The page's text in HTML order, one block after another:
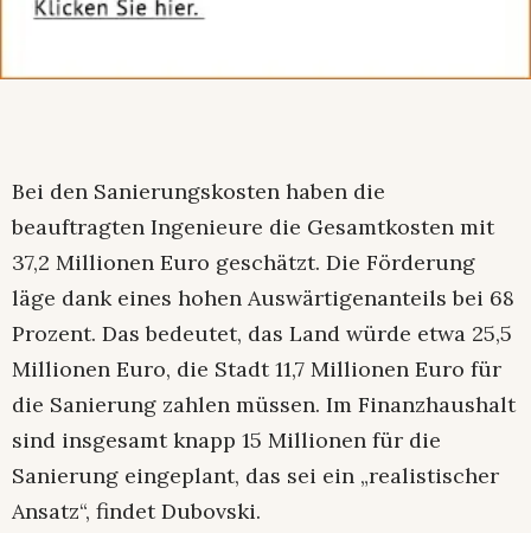
Bei den Sanierungskosten haben die
beauftragten Ingenieure die Gesamtkosten mit
37,2 Millionen Euro geschätzt. Die Förderung
läge dank eines hohen Auswärtigenanteils bei 68
Prozent. Das bedeutet, das Land würde etwa 25,5
Millionen Euro, die Stadt 11,7 Millionen Euro für
die Sanierung zahlen müssen. Im Finanzhaushalt
sind insgesamt knapp 15 Millionen für die
Sanierung eingeplant, das sei ein „realistischer
Ansatz“, findet Dubovski.